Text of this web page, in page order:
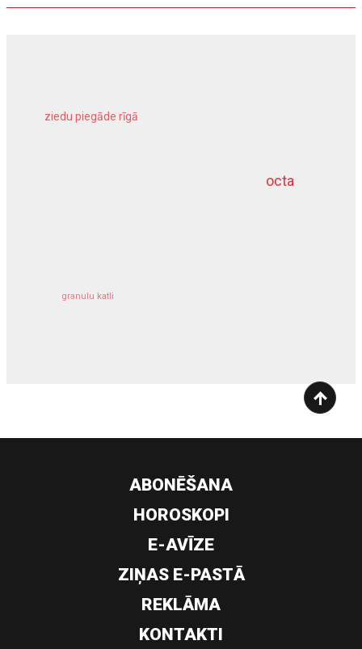
octa
ziedu piegāde rīgā
granulu katli
dziļurbums
ABONĒŠANA
HOROSKOPI
E-AVĪZE
ZIŅAS E-PASTĀ
REKLĀMA
KONTAKTI